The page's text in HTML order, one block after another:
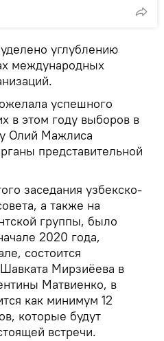
углублению
международных
успешного
в этом году выборов в
Олий Мажлиса
представительной
заседания узбекско-
а также на
группы, было
2020 года,
состоится
Мирзиёева в
Матвиенко, в
как минимум 12
которые будут
встречи.